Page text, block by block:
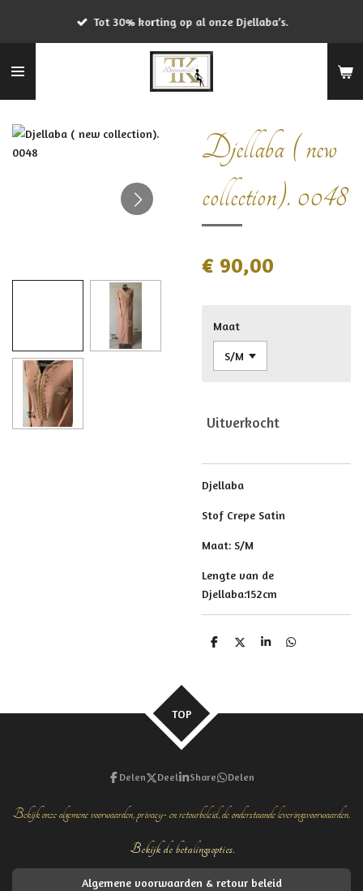
de
Tot 30% korting op al onze Djellaba’s.
Djellaba ( new
collection). 0048
€ 90,00
Maat
Uitverkocht
Djellaba
Stof Crepe Satin
Maat: S/M
Lengte van de
Djellaba:152cm
D
D
S
D
TOP
Delen Deel Share Delen
Bekijk onze algemene voorwaarden, privacy- en retourbeleid, de onderstaande leveringsvoorwaarden.
Bekijk de betalingsopties.
Algemene voorwaarden & retour beleid